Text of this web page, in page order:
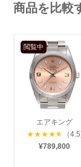
商品を比較
閲覧中
エアキング
★★★★★
（
¥789,800